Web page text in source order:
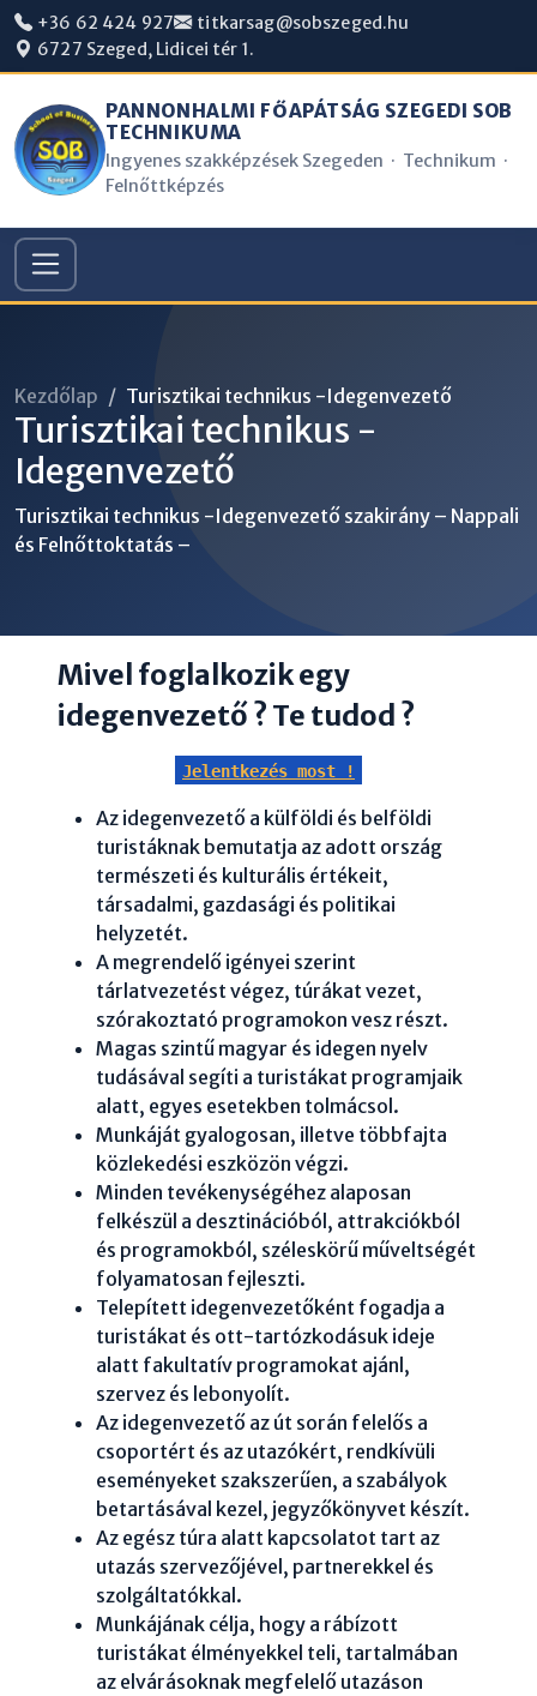
+36 62 424 927
titkarsag@sobszeged.hu
6727 Szeged, Lidicei tér 1.
PANNONHALMI FŐAPÁTSÁG SZEGEDI SOB
TECHNIKUMA
Ingyenes szakképzések Szegeden · Technikum ·
Felnőttképzés
Kezdőlap Turisztikai technikus -Idegenvezető
Turisztikai technikus -
Idegenvezető
Turisztikai technikus -Idegenvezető szakirány – Nappali
és Felnőttoktatás –
Mivel foglalkozik egy
idegenvezető ? Te tudod ?
Jelentkezés most !
Az idegenvezető a külföldi és belföldi
turistáknak bemutatja az adott ország
természeti és kulturális értékeit,
társadalmi, gazdasági és politikai
helyzetét.
A megrendelő igényei szerint
tárlatvezetést végez, túrákat vezet,
szórakoztató programokon vesz részt.
Magas szintű magyar és idegen nyelv
tudásával segíti a turistákat programjaik
alatt, egyes esetekben tolmácsol.
Munkáját gyalogosan, illetve többfajta
közlekedési eszközön végzi.
Minden tevékenységéhez alaposan
felkészül a desztinációból, attrakciókból
és programokból, széleskörű műveltségét
folyamatosan fejleszti.
Telepített idegenvezetőként fogadja a
turistákat és ott-tartózkodásuk ideje
alatt fakultatív programokat ajánl,
szervez és lebonyolít.
Az idegenvezető az út során felelős a
csoportért és az utazókért, rendkívüli
eseményeket szakszerűen, a szabályok
betartásával kezel, jegyzőkönyvet készít.
Az egész túra alatt kapcsolatot tart az
utazás szervezőjével, partnerekkel és
szolgáltatókkal.
Munkájának célja, hogy a rábízott
turistákat élményekkel teli, tartalmában
az elvárásoknak megfelelő utazáson